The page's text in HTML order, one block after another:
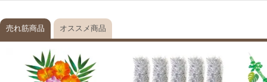
売れ筋商品 オススメ商品